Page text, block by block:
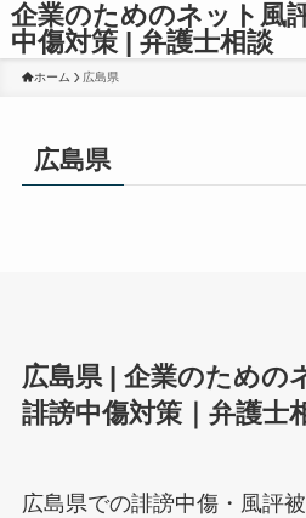
企業のためのネット風
中傷対策 | 弁護士相談
ホーム 広島県
広島県
広島県 | 企業のための
誹謗中傷対策｜弁護士
広島県での誹謗中傷・風評